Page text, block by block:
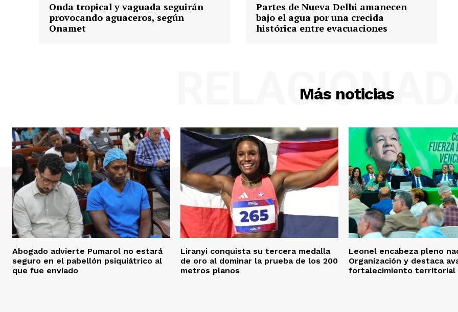
Onda tropical y vaguada seguirán
provocando aguaceros, según
Onamet
Partes de Nueva Delhi amanecen
bajo el agua por una crecida
histórica entre evacuaciones
Más noticias
Abogado advierte Pumarol no estará
seguro en el pabellón psiquiátrico al
que fue enviado
Liranyi conquista su tercera medalla
de oro al dominar la prueba de los 200
metros planos
Leonel encabeza pleno
Organización y destaca
fortalecimiento territorial